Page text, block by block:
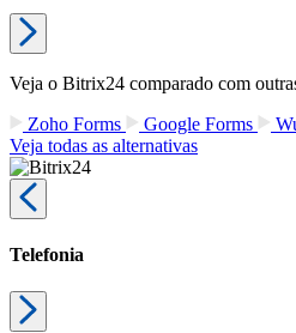
Veja o Bitrix24 comparado com
Zoho Forms
Google Forms
Veja todas as alternativas
Telefonia